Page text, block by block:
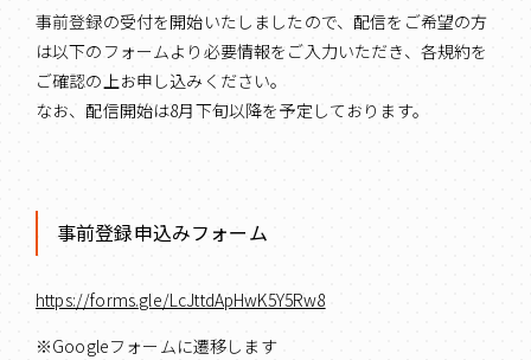
事前登録の受付を開始いたしましたので、配信をご希望の方
は以下のフォームより必要情報をご入力いただき、各規約を
ご確認の上お申し込みください。
なお、配信開始は8月下旬以降を予定しております。
事前登録申込みフォーム
https://forms.gle/LcJttdApHwK5Y5Rw8
※Googleフォームに遷移します